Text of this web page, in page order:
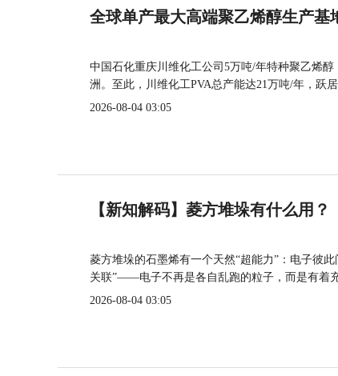
全球单产最大高端聚乙烯醇生产
中国石化重庆川维化工公司5万吨/年特种聚乙烯
洲。至此，川维化工PVA总产能达21万吨/年，跃
2026-08-04 03:05
【新知解码】菱方堆垛有什么用？
菱方堆垛的石墨烯有一个天然“超能力”：电子彼
关联”——电子不再是各自乱跑的粒子，而是有着
2026-08-04 03:05